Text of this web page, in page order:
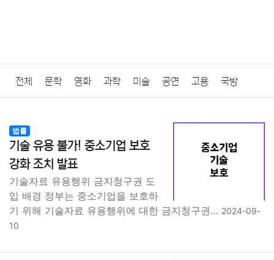
전체 문학 영화 과학 미술 공연 고용 국방
질병 가요 방송 일상 주식 블록체인
결혼 육아 반려동물 패션 미용
요리 상품리뷰 원예 금융 게임 스포츠 사진
대출 자동차 취미 여행 맛집 IT 컴퓨터 기술
법률
기술 유용 불가! 중소기업 보호
강화 조치 발표
기술자료 유용행위 금지청구권 도
입 배경 정부는 중소기업을 보호하
기 위해 기술자료 유용행위에 대한 금지청구권… 2024-09-
10